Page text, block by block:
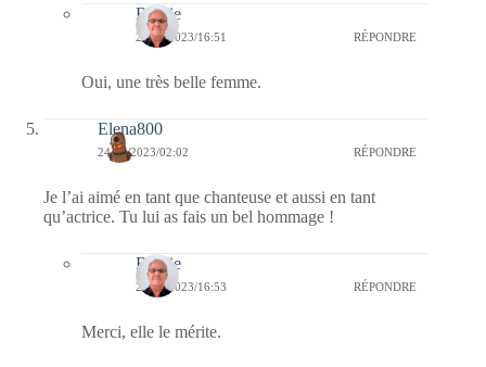
Bernie
24/07/2023/16:51 RÉPONDRE
Oui, une très belle femme.
Elena800
24/07/2023/02:02 RÉPONDRE
Je l’ai aimé en tant que chanteuse et aussi en tant
qu’actrice. Tu lui as fais un bel hommage !
Bernie
24/07/2023/16:53 RÉPONDRE
Merci, elle le mérite.